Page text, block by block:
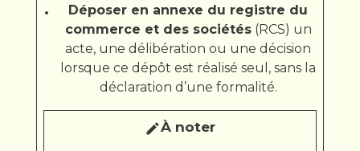
Déposer en annexe du registre du
commerce et des sociétés(RCS) un
acte, une délibération ou une décision
lorsque ce dépôt est réalisé seul, sans la
déclaration d’une formalité.
editÀ noter